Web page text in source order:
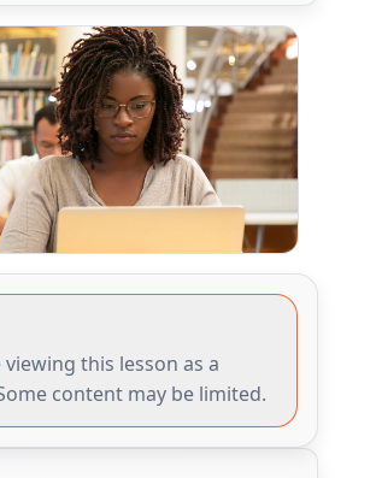
viewing this lesson as a
content may be limited.